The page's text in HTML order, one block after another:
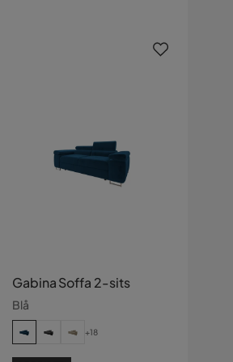
Gabina Soffa 2-sits
Blå
+18